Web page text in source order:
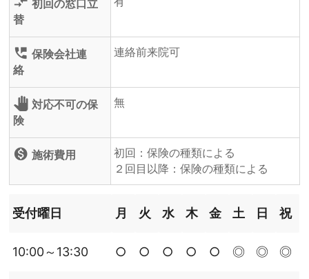
初回の窓口立
替
perm_phone_msg 保険会社連
絡
連絡前来院可
pan_tool 対応不可の保
険
無
monetization_on 施術費用
初回：保険の種類による
２回目以降：保険の種類による
受付曜日 月 火 水 木 金 土 日 祝
10:00～13:30 ○ ○ ○ ○ ○ ◎ ◎ ◎